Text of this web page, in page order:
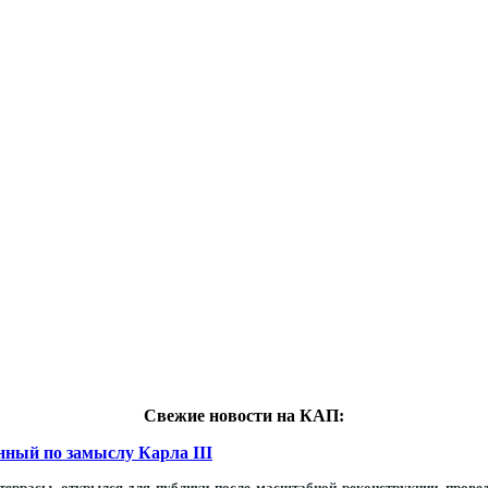
Свежие новости на КАП:
по замыслу Карла III